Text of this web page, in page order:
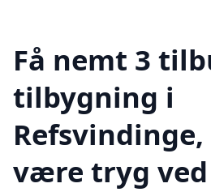
Få nemt 3
tilbygning i
være tryg ved